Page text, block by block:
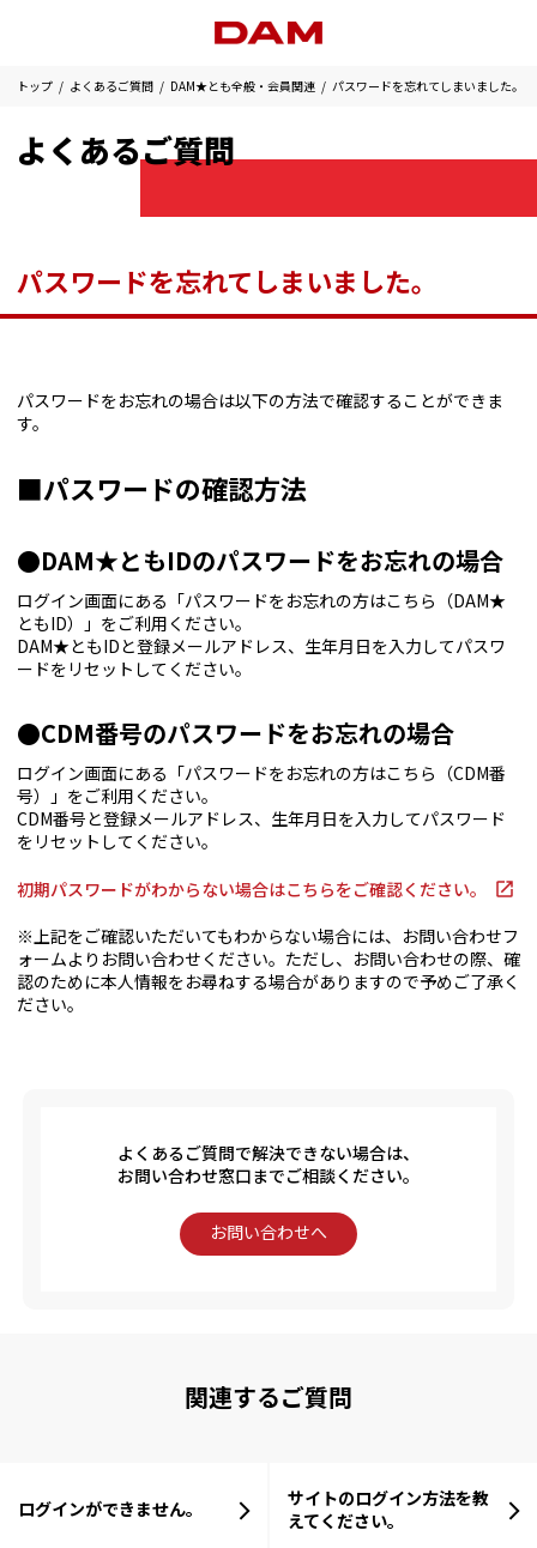
トップ よくあるご質問 DAM★とも全般・会員関連 パスワードを忘れてしまいました。
よくあるご質問
パスワードを忘れてしまいました。
パスワードをお忘れの場合は以下の方法で確認することができま
す。
■パスワードの確認方法
●DAM★ともIDのパスワードをお忘れの場合
ログイン画面にある「パスワードをお忘れの方はこちら（DAM★
ともID）」をご利用ください。
DAM★ともIDと登録メールアドレス、生年月日を入力してパスワ
ードをリセットしてください。
●CDM番号のパスワードをお忘れの場合
ログイン画面にある「パスワードをお忘れの方はこちら（CDM番
号）」をご利用ください。
CDM番号と登録メールアドレス、生年月日を入力してパスワード
をリセットしてください。
初期パスワードがわからない場合はこちらをご確認ください。
※上記をご確認いただいてもわからない場合には、お問い合わせフ
ォームよりお問い合わせください。ただし、お問い合わせの際、確
認のために本人情報をお尋ねする場合がありますので予めご了承く
ださい。
よくあるご質問で解決できない場合は、
お問い合わせ窓口までご相談ください。
お問い合わせへ
関連するご質問
ログインができません。
サイトのログイン方法を教
えてください。